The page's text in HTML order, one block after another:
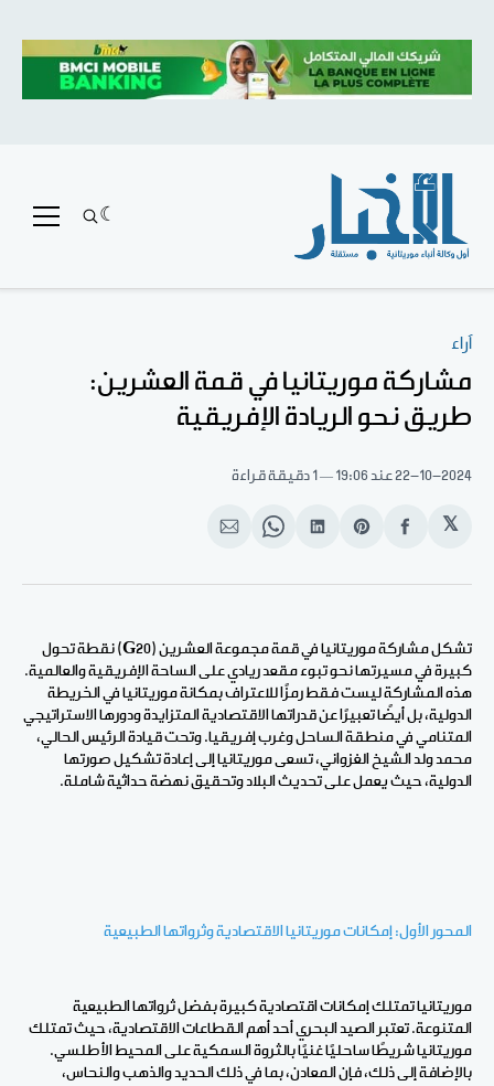
آراء
مشاركة موريتانيا في قمة العشرين:
طريق نحو الريادة الإفريقية
22-10-2024عند 19:06 1 دقيقة قراءة
𝕏
انشر
الفيسبوك
Share
Pinterest
انشر
لينكد
Share
WhatsApp
انشر
الإيميل
تشكل مشاركة موريتانيا في قمة مجموعة العشرين (G20) نقطة تحول
كبيرة في مسيرتها نحو تبوء مقعد ريادي على الساحة الإفريقية والعالمية.
هذه المشاركة ليست فقط رمزًا للاعتراف بمكانة موريتانيا في الخريطة
الدولية، بل أيضًا تعبيرًا عن قدراتها الاقتصادية المتزايدة ودورها الاستراتيجي
المتنامي في منطقة الساحل وغرب إفريقيا. وتحت قيادة الرئيس الحالي،
محمد ولد الشيخ الغزواني، تسعى موريتانيا إلى إعادة تشكيل صورتها
الدولية، حيث يعمل على تحديث البلاد وتحقيق نهضة حداثية شاملة.
المحور الأول: إمكانات موريتانيا الاقتصادية وثرواتها الطبيعية
موريتانيا تمتلك إمكانات اقتصادية كبيرة بفضل ثرواتها الطبيعية
المتنوعة. تعتبر الصيد البحري أحد أهم القطاعات الاقتصادية، حيث تمتلك
موريتانيا شريطًا ساحليًا غنيًا بالثروة السمكية على المحيط الأطلسي.
بالإضافة إلى ذلك، فإن المعادن، بما في ذلك الحديد والذهب والنحاس،